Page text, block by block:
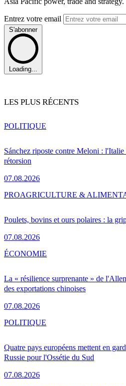
Entrez votre email
S'abonner
Loading...
LES PLUS RÉCENTS
Sánchez riposte contre Meloni : l'Italie
rétorsion
07.08.2026
POLITIQUE
Poulets, bovins et ours polaires : la
07.08.2026
PROAGRICULTURE &
La « résilience surprenante » de
des exportations chinoises
07.08.2026
ÉCONOMIE
Quatre pays européens mettent en
Russie pour l'Ossétie du Sud
07.08.2026
POLITIQUE